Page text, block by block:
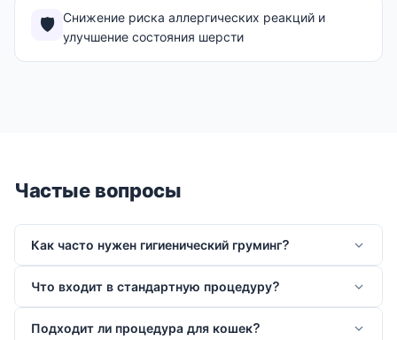
🛡️ Снижение риска аллергических реакций и
улучшение состояния шерсти
Частые вопросы
Как часто нужен гигиенический груминг?
Что входит в стандартную процедуру?
Подходит ли процедура для кошек?